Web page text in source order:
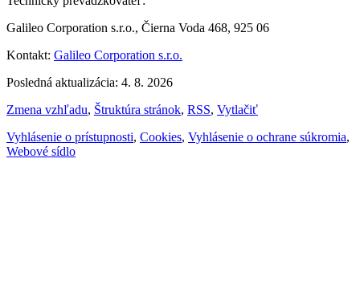
Galileo Corporation s.r.o., Čierna Voda 468, 925 06
Kontakt: Galileo Corporation s.r.o.
Posledná aktualizácia: 4. 8. 2026
Zmena vzhľadu, Štruktúra stránok, RSS, Vytlačiť
Vyhlásenie o prístupnosti, Cookies, Vyhlásenie o ochrane súkromia,
Webové sídlo